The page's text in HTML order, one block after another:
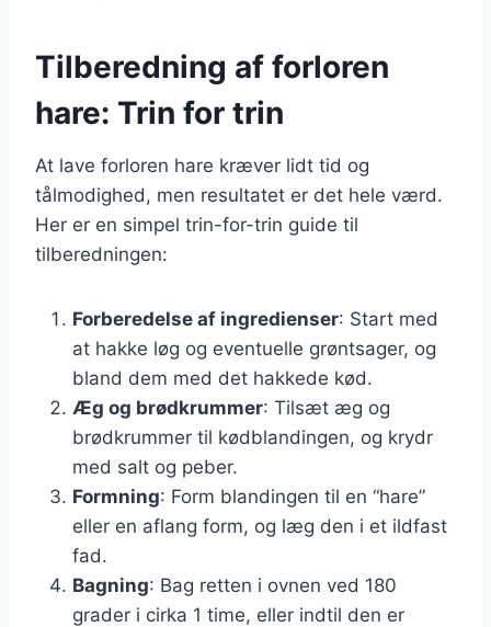
Tilberedning af forloren
hare: Trin for trin
At lave forloren hare kræver lidt tid og
tålmodighed, men resultatet er det hele værd.
Her er en simpel trin-for-trin guide til
tilberedningen:
Forberedelse af ingredienser: Start med
at hakke løg og eventuelle grøntsager, og
bland dem med det hakkede kød.
Æg og brødkrummer: Tilsæt æg og
brødkrummer til kødblandingen, og krydr
med salt og peber.
Formning: Form blandingen til en “hare”
eller en aflang form, og læg den i et ildfast
fad.
Bagning: Bag retten i ovnen ved 180
grader i cirka 1 time, eller indtil den er